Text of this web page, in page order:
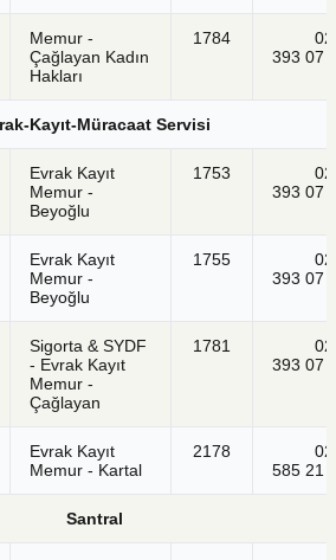
Memur -
Çağlayan Kadın
Hakları
1784
393 07
Kayıt-Müracaat Servisi
Evrak Kayıt
Memur -
Beyoğlu
1753
393 07
Evrak Kayıt
Memur -
Beyoğlu
1755
393 07
Sigorta & SYDF
- Evrak Kayıt
Memur -
Çağlayan
1781
393 07
Evrak Kayıt
Memur - Kartal
2178
585 21
Santral